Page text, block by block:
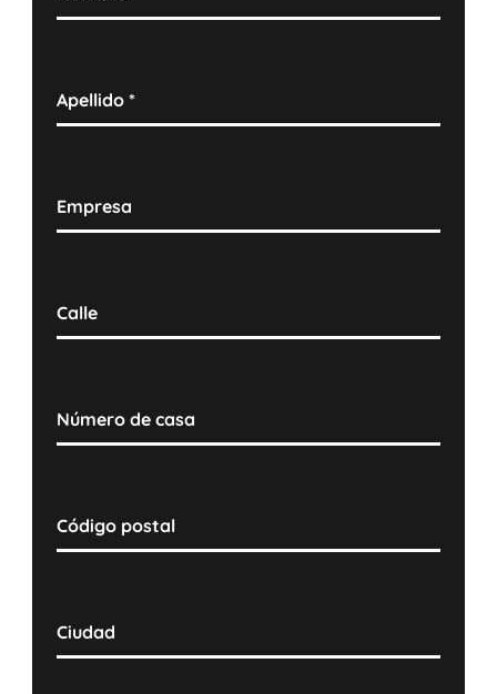
Apellido*
Empresa
Calle
Número de casa
Código postal
Ciudad